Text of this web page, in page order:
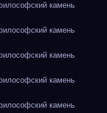
камень
камень
камень
камень
камень